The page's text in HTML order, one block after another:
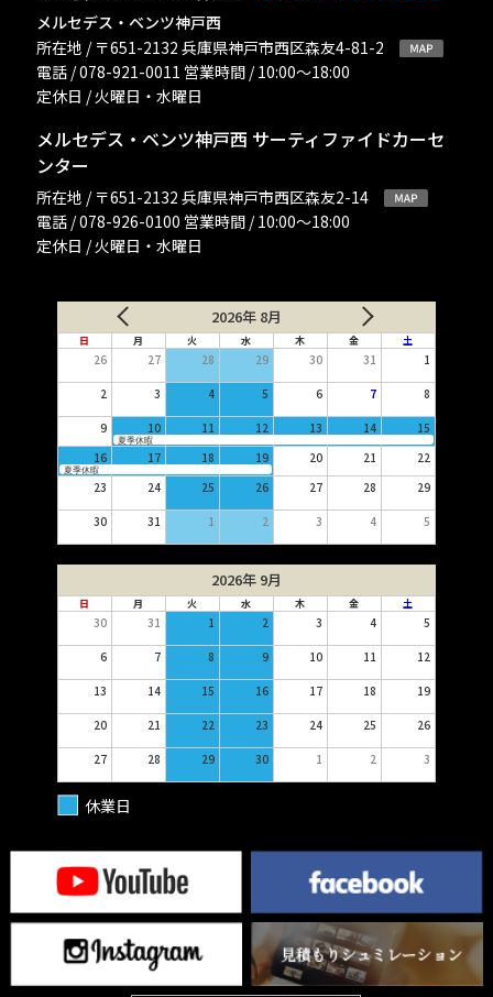
メルセデス・ベンツ神戸西
所在地 / 〒651-2132 兵庫県神戸市西区森友4-81-2
電話 / 078-921-0011 営業時間 / 10:00〜18:00
定休日 / 火曜日・水曜日
メルセデス・ベンツ神戸西 サーティファイドカーセ
ンター
所在地 / 〒651-2132 兵庫県神戸市西区森友2-14
電話 / 078-926-0100 営業時間 / 10:00〜18:00
定休日 / 火曜日・水曜日
2026年 8月
日 月 火 水 木 金 土
26 27 28 29 30 31 1
2 3 4 5 6 7 8
9 10 11 12 13 14 15
夏季休暇
16 17 18 19 20 21 22
夏季休暇
23 24 25 26 27 28 29
30 31 1 2 3 4 5
2026年 9月
日 月 火 水 木 金 土
30 31 1 2 3 4 5
6 7 8 9 10 11 12
13 14 15 16 17 18 19
20 21 22 23 24 25 26
27 28 29 30 1 2 3
休業日